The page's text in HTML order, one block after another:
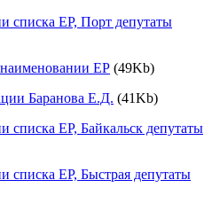
списка ЕР, Порт депутаты
ЕР (49Kb)
Баранова Е.Д. (41Kb)
списка ЕР, Байкальск депутаты
списка ЕР, Быстрая депутаты